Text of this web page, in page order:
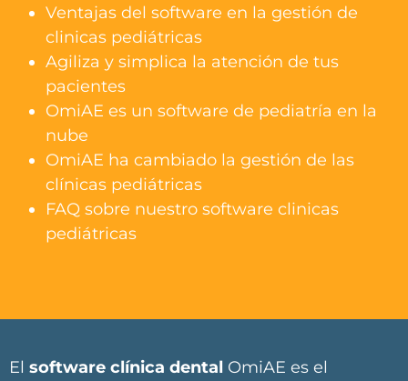
Ventajas del software en la gestión de
clinicas pediátricas
Agiliza y simplica la atención de tus
pacientes
OmiAE es un software de pediatría en la
nube
OmiAE ha cambiado la gestión de las
clínicas pediátricas
FAQ sobre nuestro software clinicas
pediátricas
El software clínica dental OmiAE es el